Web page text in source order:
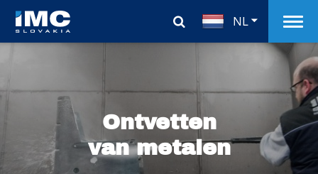
NL
Ontvetten
van metalen